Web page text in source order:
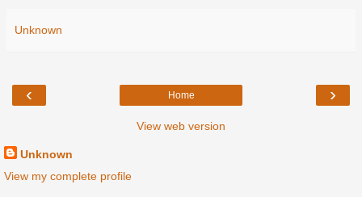
Unknown
‹ ›
Home
View web version
Unknown
View my complete profile